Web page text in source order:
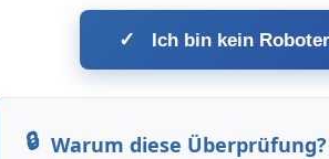
✓ Ich bin kein Roboter
Warum diese Überprüfung?